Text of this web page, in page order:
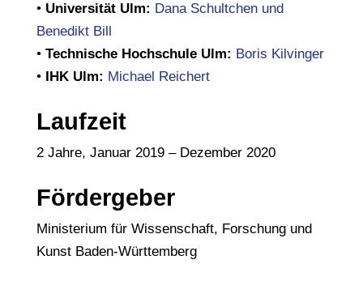
• Universität Ulm: Dana Schultchen und
Benedikt Bill
• Technische Hochschule Ulm: Boris Kilvinger
• IHK Ulm: Michael Reichert
Laufzeit
2 Jahre, Januar 2019 – Dezember 2020
Fördergeber
Ministerium für Wissenschaft, Forschung und
Kunst Baden-Württemberg